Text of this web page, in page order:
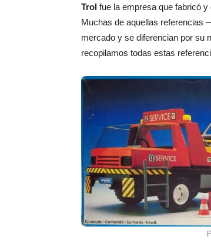
Trol fue la empresa que fabricó y
Muchas de aquellas
mercado y se diferencian por su
recopilamos todas estas